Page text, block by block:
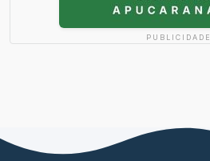
PUBLICIDADE